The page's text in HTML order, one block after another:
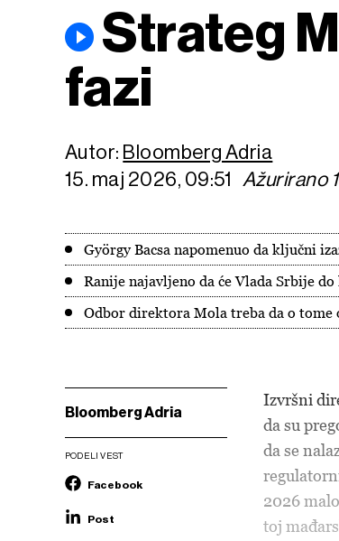
Strateg
fazi
Autor: Bloomberg Adria
15. maj 2026, 09:51 Ažurirano
György Bacsa napomenuo da ključni
Ranije najavljeno da će Vlada Srbije
Odbor direktora Mola treba da o tome
Bloomberg Adria
PODELI VEST
Facebook
Post
Izvršni
da su
da se
2026
toj